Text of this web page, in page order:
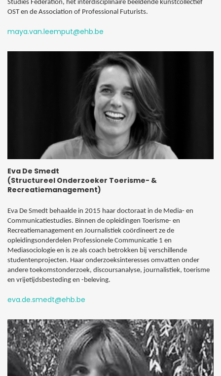
Studies Federation, het interdisciplinaire beeldende kunstcollectief
OST en de Association of Professional Futurists.
maya.van.leemput@ehb.be
Eva De Smedt
(Structureel Onderzoeker Toerisme- &
Recreatiemanagement)
Eva De Smedt behaalde in 2015 haar doctoraat in de Media- en
Communicatiestudies. Binnen de opleidingen Toerisme- en
Recreatiemanagement en Journalistiek coördineert ze de
opleidingsonderdelen Professionele Communicatie 1 en
Mediasociologie en is ze als coach betrokken bij verschillende
studentenprojecten. Haar onderzoeksinteresses omvatten onder
andere toekomstonderzoek, discoursanalyse, journalistiek, toerisme
en vrijetijdsbesteding en -beleving.
eva.de.smedt@ehb.be